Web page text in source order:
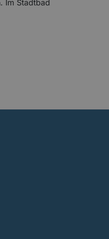
Im Stadtbad